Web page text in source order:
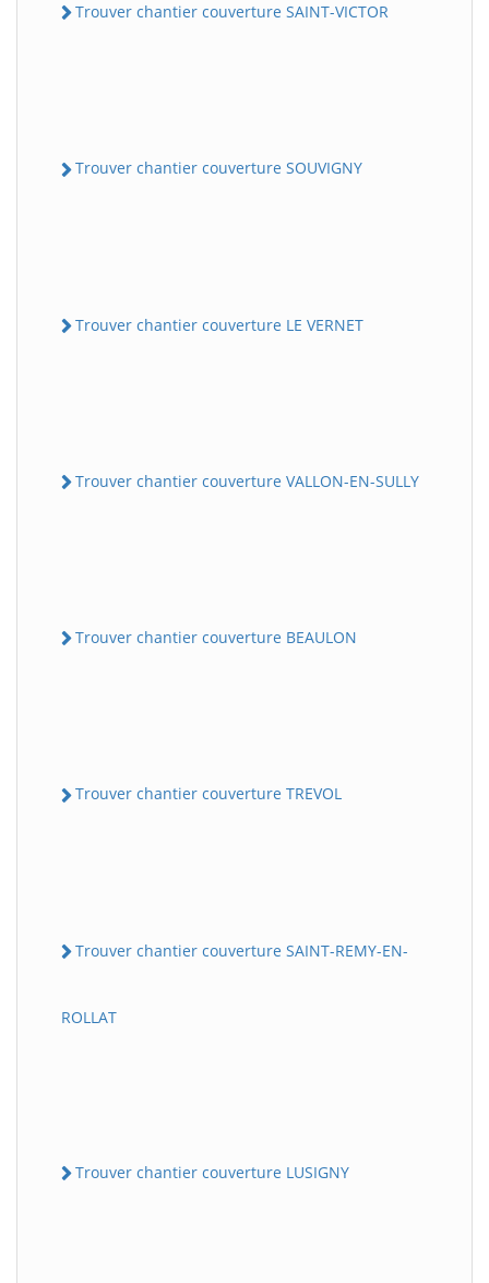
Trouver chantier couverture SAINT-VICTOR
Trouver chantier couverture SOUVIGNY
Trouver chantier couverture LE VERNET
Trouver chantier couverture VALLON-EN-SULLY
Trouver chantier couverture BEAULON
Trouver chantier couverture TREVOL
Trouver chantier couverture SAINT-REMY-EN-
ROLLAT
Trouver chantier couverture LUSIGNY